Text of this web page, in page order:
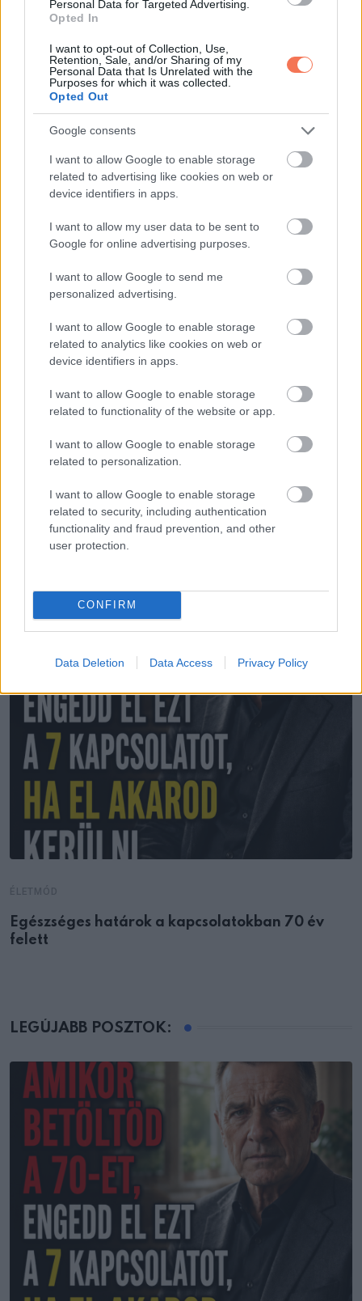
Personal Data for Targeted Advertising.
Opted In
I want to opt-out of Collection, Use,
Retention, Sale, and/or Sharing of my
Personal Data that Is Unrelated with the
Purposes for which it was collected.
Opted Out
Google consents
I want to allow Google to enable storage
related to advertising like cookies on web or
device identifiers in apps.
I want to allow my user data to be sent to
Google for online advertising purposes.
I want to allow Google to send me
personalized advertising.
I want to allow Google to enable storage
related to analytics like cookies on web or
device identifiers in apps.
I want to allow Google to enable storage
related to functionality of the website or app.
I want to allow Google to enable storage
related to personalization.
I want to allow Google to enable storage
related to security, including authentication
functionality and fraud prevention, and other
user protection.
CONFIRM
Data Deletion Data Access Privacy Policy
rejti a megoldást.
Oszd meg ezt a posztot:
Whatsapp
via
Email
Egy egyszerű lefekvés előtti szokás
csökkentheti a szívinfarktus kockázatát
KÖVETKEZŐ POSZT
Miért rövidítheti meg az életed az alvási
pozíciód
További bejegyzések
Egészséges határok a kapcsolatokban 70 év
felett
LEGÚJABB POSZTOK: